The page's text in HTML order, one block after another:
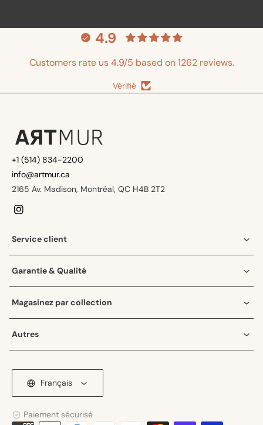
4.9
Customers rate us 4.9/5 based on 1262 reviews.
Vérifié
+1 (514) 834-2200
info@artmur.ca
2165 Av. Madison, Montréal, QC H4B 2T2
Service client
Garantie & Qualité
Magasinez par collection
Autres
Français
Paiement sécurisé